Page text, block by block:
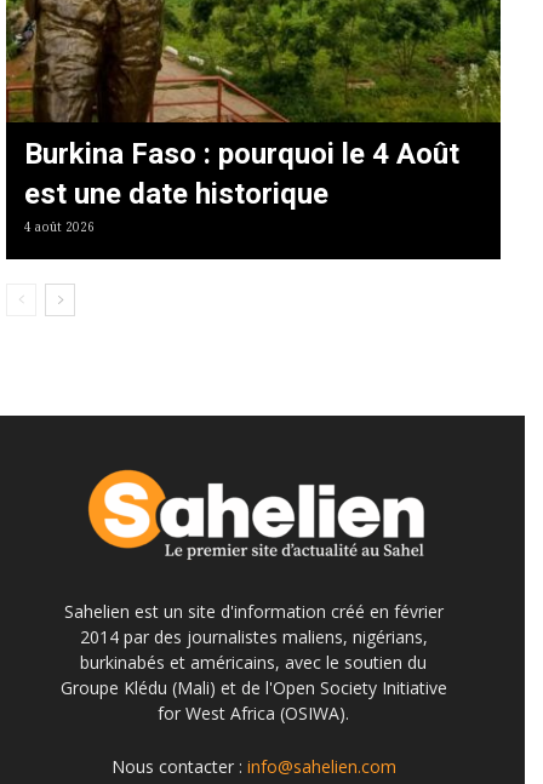
Burkina Faso : pourquoi le 4 Août
est une date historique
4 août 2026
Sahelien est un site d'information créé en février
2014 par des journalistes maliens, nigérians,
burkinabés et américains, avec le soutien du
Groupe Klédu (Mali) et de l'Open Society Initiative
for West Africa (OSIWA).
Nous contacter : info@sahelien.com